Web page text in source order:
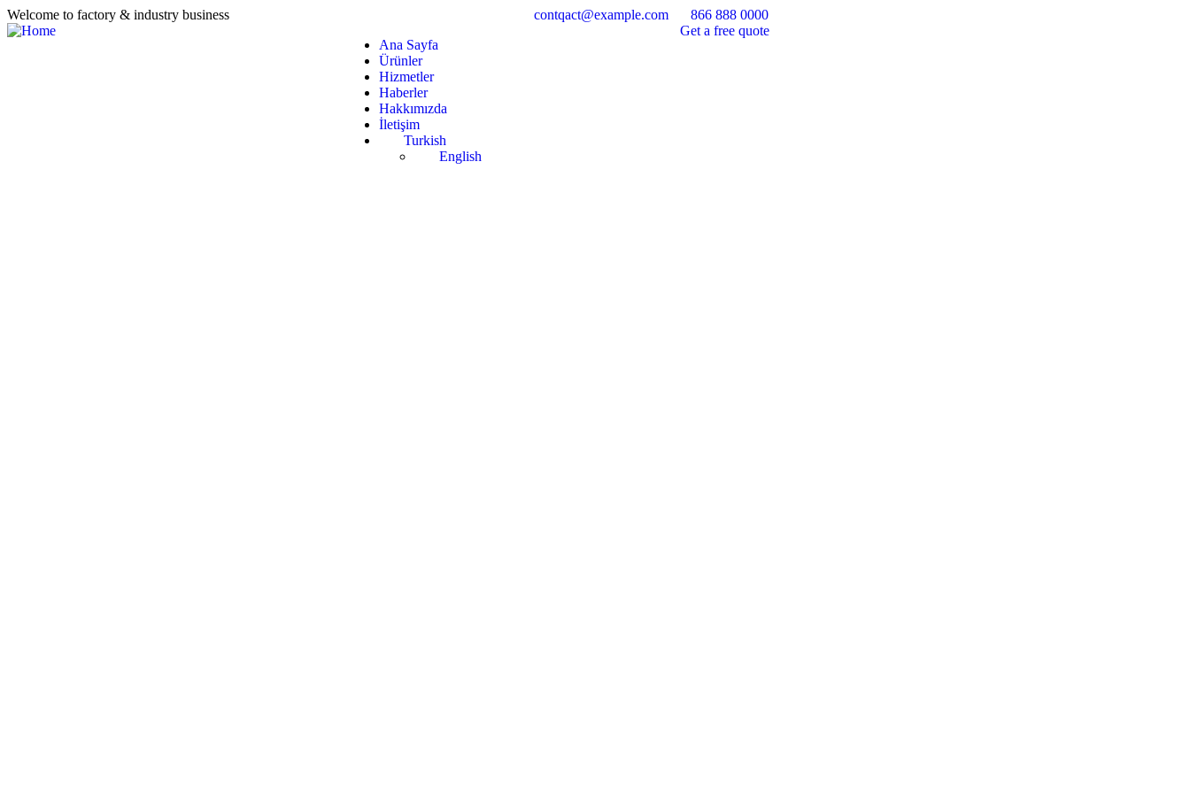
Welcome to factory & industry business contqact@example.com
866 888 0000
Ana Sayfa
Ürünler
Hizmetler
Haberler
Hakkımızda
İletişim
Turkish
English
Get a free quote